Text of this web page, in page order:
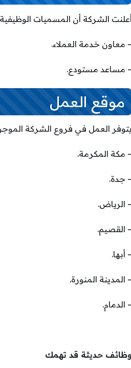
أعلنت الشركة أن المسميات الوظيفية
– معاون خدمة العملاء.
– مساعد مستودع.
موقع العمل
يتوفر العمل في فروع الشركة
– مكة المكرمة.
– جدة.
– الرياض.
– القصيم.
– أبها.
– المدينة المنورة.
– الدمام.
وظائف حديثة قد تهمك